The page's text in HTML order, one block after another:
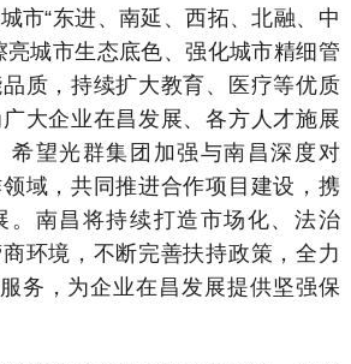
市“东进、南延、西拓、北融、中
亮城市生态底色、强化城市精细管
质，持续扩大教育、医疗等优质
大企业在昌发展、各方人才施展
希望光群集团加强与南昌深度对
域，共同推进合作项目建设，携
。南昌将持续打造市场化、法治
环境，不断完善扶持政策，全力
务，为企业在昌发展提供坚强保